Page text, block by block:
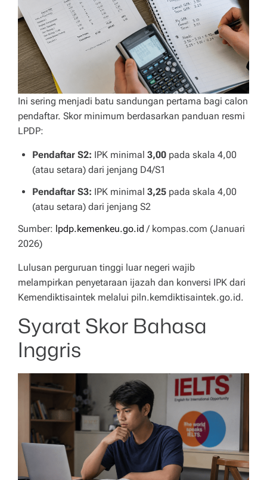
Ini sering menjadi batu sandungan pertama bagi calon
pendaftar. Skor minimum berdasarkan panduan resmi
LPDP:
Pendaftar S2: IPK minimal 3,00 pada skala 4,00
(atau setara) dari jenjang D4/S1
Pendaftar S3: IPK minimal 3,25 pada skala 4,00
(atau setara) dari jenjang S2
Sumber: lpdp.kemenkeu.go.id / kompas.com (Januari
2026)
Lulusan perguruan tinggi luar negeri wajib
melampirkan penyetaraan ijazah dan konversi IPK dari
Kemendiktisaintek melalui piln.kemdiktisaintek.go.id.
Syarat Skor Bahasa
Inggris